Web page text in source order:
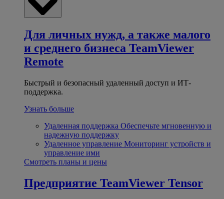
Для личных нужд, а также малого
и среднего бизнеса TeamViewer
Remote
Быстрый и безопасный удаленный доступ и ИТ-
поддержка.
Узнать больше
Удаленная поддержка Обеспечьте мгновенную и
надежную поддержку
Удаленное управление Мониторинг устройств и
управление ими
Смотреть планы и цены
Предприятие TeamViewer Tensor